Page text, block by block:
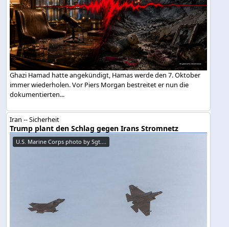
Ghazi Hamad hatte angekündigt, Hamas werde den 7. Oktober
immer wiederholen. Vor Piers Morgan bestreitet er nun die
dokumentierten...
Iran -- Sicherheit
Trump plant den Schlag gegen Irans Stromnetz
U.S. Marine Corps photo by Sgt....